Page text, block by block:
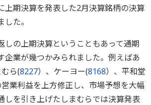
上期決算を発表した2月決算銘柄の決算
た。
しの上期決算ということもあって通期
企業が幾つかみられました。例えばあ
ら(8227）、ケーヨー(8168）、平和堂
業利益を上方修正し、市場予想を大幅
しを引き上げたしまむらでは決算発表